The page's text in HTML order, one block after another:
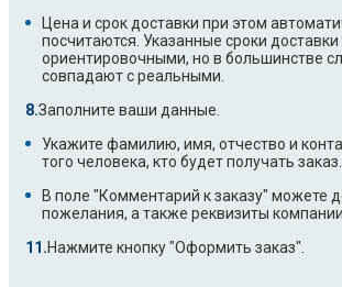
Цена и срок доставки при этом
посчитаются. Указанные сроки
ориентировочными, но в большинстве
совпадают с реальными.
Заполните ваши данные.
Укажите фамилию, имя, отчество и
того человека, кто будет получать заказ.
В поле "Комментарий к заказу" можете
пожелания, а также реквизиты компании.
Нажмите кнопку "Оформить заказ".